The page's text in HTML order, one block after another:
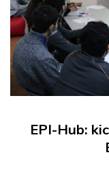
EPI-Hub: